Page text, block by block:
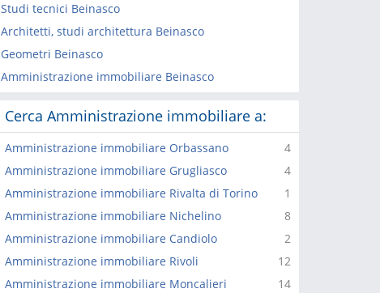
Studi tecnici Beinasco
Architetti, studi architettura Beinasco
Geometri Beinasco
Amministrazione immobiliare Beinasco
Cerca Amministrazione immobiliare a:
4
Amministrazione immobiliare Orbassano
4
Amministrazione immobiliare Grugliasco
1
Amministrazione immobiliare Rivalta di Torino
8
Amministrazione immobiliare Nichelino
2
Amministrazione immobiliare Candiolo
12
Amministrazione immobiliare Rivoli
14
Amministrazione immobiliare Moncalieri